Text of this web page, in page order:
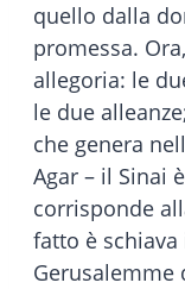
quello dalla
promessa.
allegoria: le
le due
che genera
Agar – il Sinai
corrisponde
fatto è
Gerusalemme